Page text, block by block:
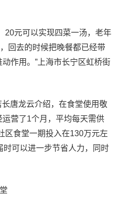
20元可以实现四菜一汤，老年
回去的时候把晚餐都已经带
作用。”上海市长宁区虹桥街
长唐龙云介绍，在食堂使用敬
营了1个月，平均每天需供
区食堂一期投入在130万元左
可以进一步节省人力，同时